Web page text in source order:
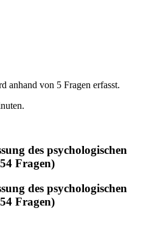
anhand von 5 Fragen erfasst.
des psychologischen
Fragen)
des psychologischen
Fragen)